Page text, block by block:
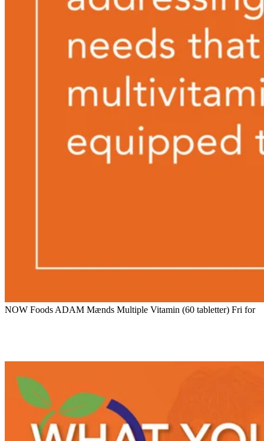
NOW Foods ADAM Mænds Multiple Vitamin (60 tabletter) Fri for